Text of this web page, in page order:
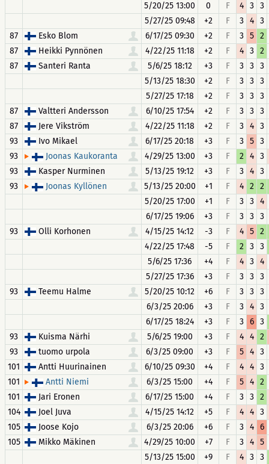
5/20/25 13:00
0 F 4 3
3
5/27/25 09:48
+2 F 3 4
3
87
Esko Blom 6/17/25 09:30 +2 F 3 5
2
87
Heikki Pynnönen 4/22/25 11:18 +2 F 4 3
2
87
Santeri Ranta 5/6/25 18:12 +3 F 3 3
3
5/13/25 18:30
+2 F 3 3
3
5/27/25 17:18
+2 F 3 3
3
87
Valtteri Andersson 6/10/25 17:54 +2 F 3 3
3
87
Jere Vikström 4/22/25 11:18 +2 F 3 4
3
93
Ivo Mikael 6/17/25 20:18 +3 F 3 5
3
93
Joonas Kaukoranta 4/29/25 13:00 +3 F 2 4
3
93
Kasper Nurminen 5/13/25 19:12 +3 F 3 4
3
93
Joonas Kyllönen 5/13/25 20:00 +1 F 4 2
2
5/20/25 17:00
+1 F 3 3
4
6/17/25 19:06
+3 F 3 3
3
93
Olli Korhonen 4/15/25 14:12 -3 F 4 5
2
4/22/25 17:48
-5 F 2 3
3
5/6/25 17:36
+4 F 4 3
4
5/27/25 17:36
+3 F 3 3
3
93
Teemu Halme 5/20/25 10:12 +6 F 3 3
3
6/3/25 20:06
+3 F 3 4
3
6/17/25 18:24
+3 F 3 6
3
93
Kuisma Närhi 5/6/25 19:00 +3 F 4 4
2
93
tuomo urpola 6/3/25 09:00 +3 F 5 4
3
101
Antti Huurinainen 6/10/25 09:30 +4 F 4 4
3
101
Antti Niemi 6/3/25 15:00 +4 F 5 4
2
101
Jari Eronen 6/17/25 15:00 +4 F 3 3
2
104
Joel Juva 4/15/25 14:12 +5 F 4 4
3
105
Joose Kojo 6/3/25 20:06 +6 F 3 4
6
105
Mikko Mäkinen 4/29/25 10:00 +7 F 3 4
5
5/13/25 15:00
+9 F 4 3
3